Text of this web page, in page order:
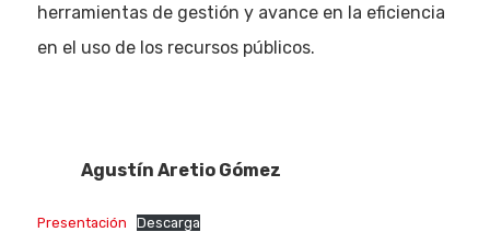
herramientas de gestión y avance en la eficiencia
en el uso de los recursos públicos.
Agustín Aretio Gómez
Presentación Descarga